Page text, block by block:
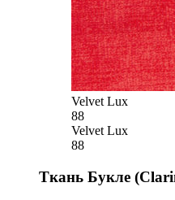
Velvet Lux
88
Velvet Lux
88
Ткань Букле